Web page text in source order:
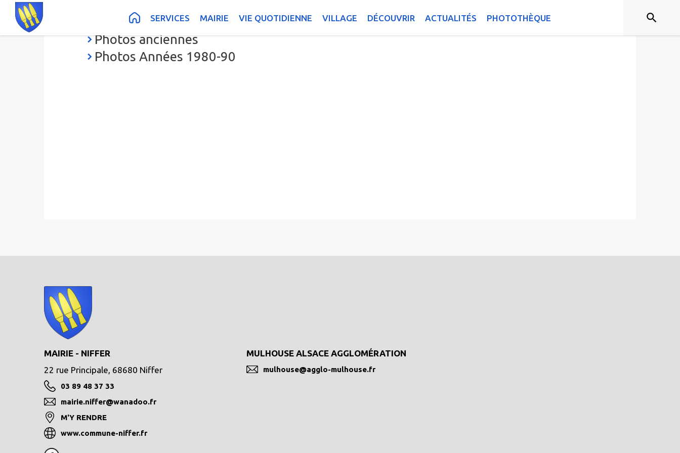
Contenu Recherche Pied de page
SERVICES MAIRIE VIE QUOTIDIENNE VILLAGE DÉCOUVRIR ACTUALITÉS PHOTOTHÈQUE
Photos du village
Photos anciennes
Photos Années 1980-90
MAIRIE - NIFFER
22 rue Principale, 68680 Niffer
03 89 48 37 33
mairie.niffer@wanadoo.fr
M'Y RENDRE
www.commune-niffer.fr
MULHOUSE ALSACE AGGLOMÉRATION
mulhouse@agglo-mulhouse.fr